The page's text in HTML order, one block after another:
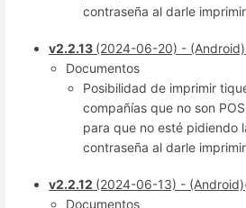
contraseña al darle
v2.2.13 (2024-06-20) -
Documentos
Posibilidad de imprimir
compañías que no son
para que no esté pidiendo
contraseña al darle
v2.2.12 (2024-06-13) -
Documentos